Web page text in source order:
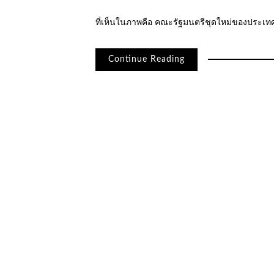
ที่เห็นในภาพคือ คณะรัฐมนตรีชุดใหม่ของประเท
Continue Reading